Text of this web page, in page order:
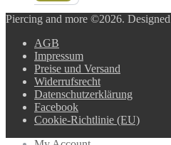
Piercing and more ©2026.
AGB
Impressum
Preise und Versand
Widerrufsrecht
Datenschutzerklärung
Facebook
Cookie-Richtlinie (EU)